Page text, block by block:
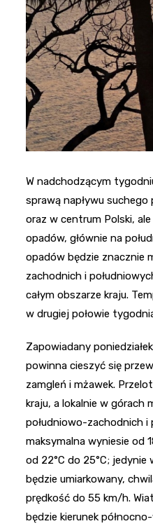
W nadchodzącym
sprawą napływu
oraz w centrum Polski,
opadów, głównie na
opadów będzie znacznie
zachodnich i
całym obszarze kraju.
w drugiej połowie
Zapowiadany
powinna cieszyć się
zamgleń i mżawek.
kraju, a lokalnie w górach
południowo-zachodnich i
maksymalna wyniesie od
od 22°C do 25°C; jedynie
będzie umiarkowany,
prędkość do 55 km/h.
będzie kierunek